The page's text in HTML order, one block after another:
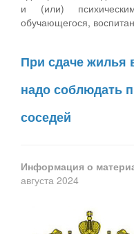
и (или)
обучающегося,
При сдаче жилья
надо соблюдать
соседей
Информация о
августа 2024